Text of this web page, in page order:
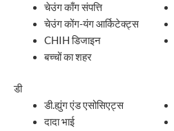
चेउंग काँग संपत्ति
चेउंग कोंग-यंग आर्किटेक्ट्स
CHIH डिजाइन
बच्चों का शहर
डी
डी.ह्युंग एंड एसोसिएट्स
दादा भाई